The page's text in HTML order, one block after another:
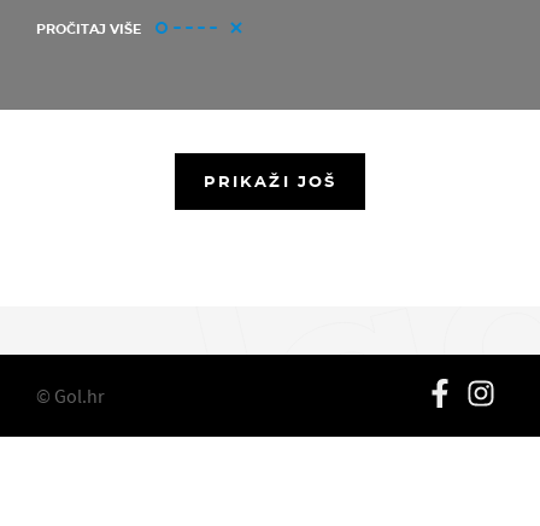
PROČITAJ VIŠE
PRIKAŽI JOŠ
© Gol.hr